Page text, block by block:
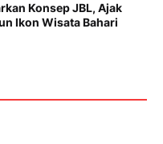
Konsep JBL, Ajak
Ikon Wisata Bahari